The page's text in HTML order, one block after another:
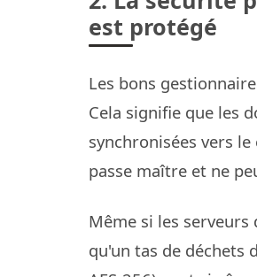
est protégé
Les bons
Cela signifie que les
synchronisées vers
passe maître et ne
Même si les
qu'un tas de déchets